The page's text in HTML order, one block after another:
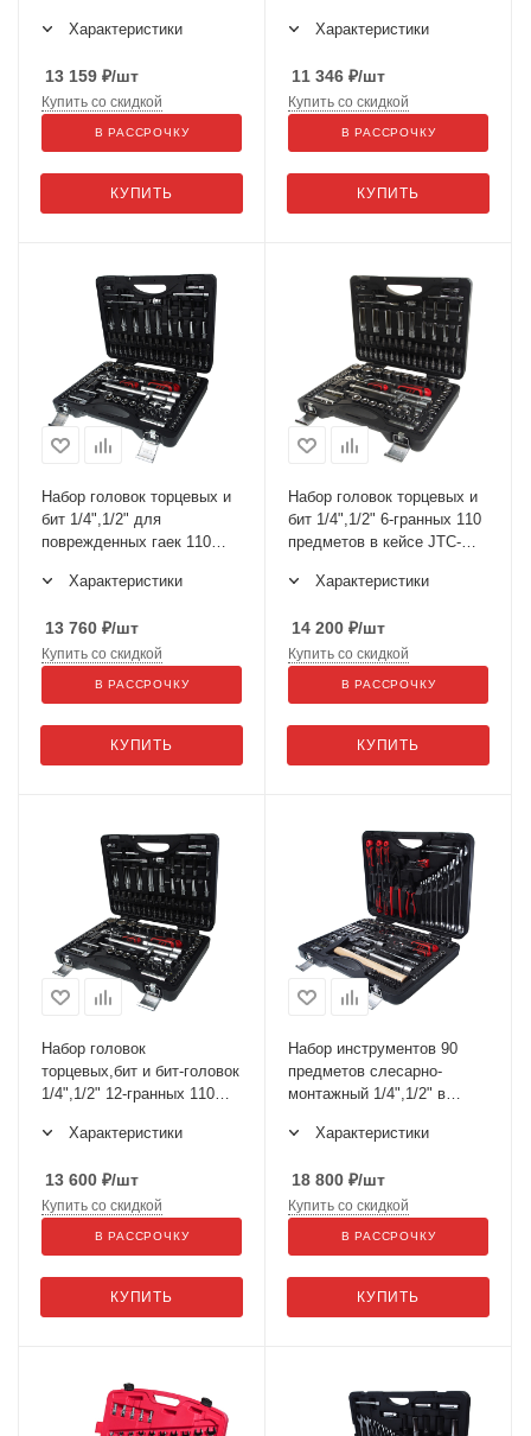
B72 Характеристики
13 159 ₽/шт
КУПИТЬ
Купить со скидкой
В РАССРОЧКУ
S085C-B72
Характеристики
11 346 ₽/шт
КУПИТЬ
Купить со скидкой
В РАССРОЧКУ
Набор головок торцевых и
бит 1/4",1/2" для
поврежденных гаек 110
S110B-B72
Характеристики
13 760 ₽/шт
КУПИТЬ
Купить со скидкой
В РАССРОЧКУ
Набор головок торцевых и
бит 1/4",1/2" 6-гранных 110
предметов в кейсе JTC-
Характеристики
14 200 ₽/шт
КУПИТЬ
Купить со скидкой
В РАССРОЧКУ
Набор головок
торцевых,бит и бит-головок
1/4",1/2" 12-гранных 110
T110B-B72
Характеристики
13 600 ₽/шт
КУПИТЬ
Купить со скидкой
В РАССРОЧКУ
Набор инструментов 90
предметов слесарно-
монтажный 1/4",1/2" в
Характеристики
18 800 ₽/шт
КУПИТЬ
Купить со скидкой
В РАССРОЧКУ